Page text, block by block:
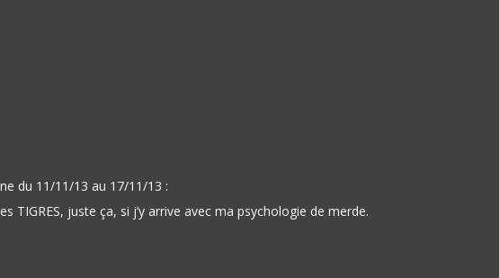
du 11/11/13 au 17/11/13 :
TIGRES, juste ça, si j’y arrive avec ma psychologie de merde.